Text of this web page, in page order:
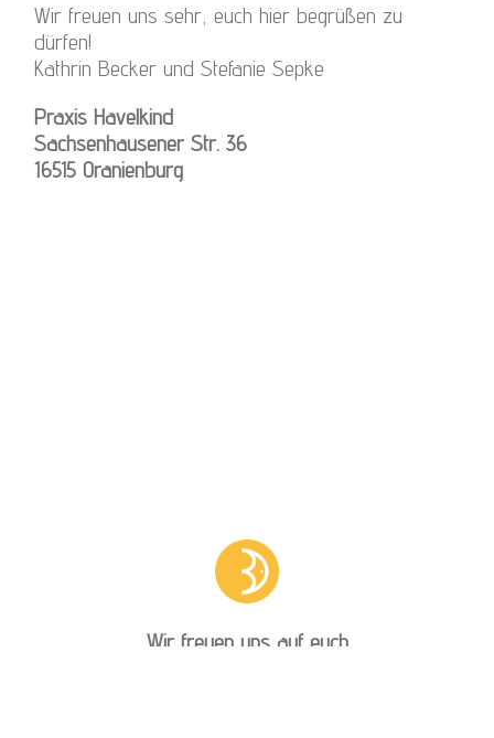
Wir freuen uns sehr, euch hier begrüßen zu
dürfen!
Kathrin Becker und Stefanie Sepke
Praxis Havelkind
Sachsenhausener Str. 36
16515 Oranienburg
Wir freuen uns auf euch